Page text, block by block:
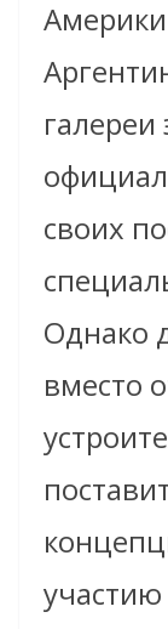
галереи
своих
Однако
вместо